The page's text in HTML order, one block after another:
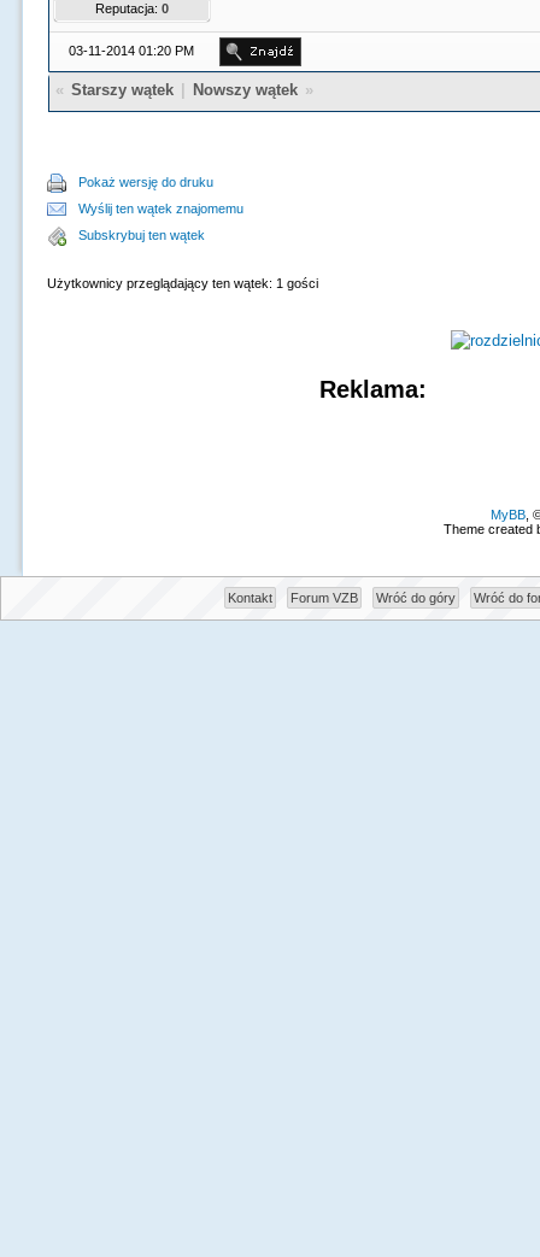
Reputacja: 0
03-11-2014 01:20 PM
« Starszy wątek Nowszy wątek »
Pokaż wersję do druku
Wyślij ten wątek znajomemu
Subskrybuj ten wątek
Użytkownicy przeglądający ten wątek: 1 gości
Reklama:
MyBB,
Theme created
Kontakt Forum VZB Wróć do góry Wróć do